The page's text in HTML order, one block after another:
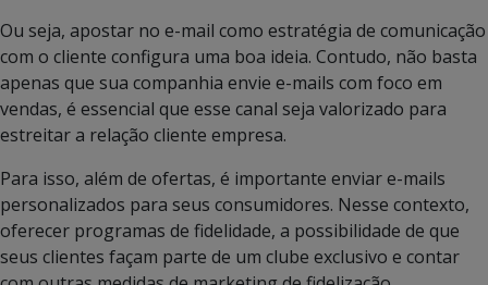
Ou seja, apostar no e-mail como estratégia de comunicação
com o cliente configura uma boa ideia. Contudo, não basta
apenas que sua companhia envie e-mails com foco em
vendas, é essencial que esse canal seja valorizado para
estreitar a relação cliente empresa.
Para isso, além de ofertas, é importante enviar e-mails
personalizados para seus consumidores. Nesse contexto,
oferecer programas de fidelidade, a possibilidade de que
seus clientes façam parte de um clube exclusivo e contar